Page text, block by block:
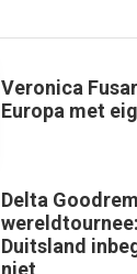
Veronica
Europa met
Delta
Duitsland
niet